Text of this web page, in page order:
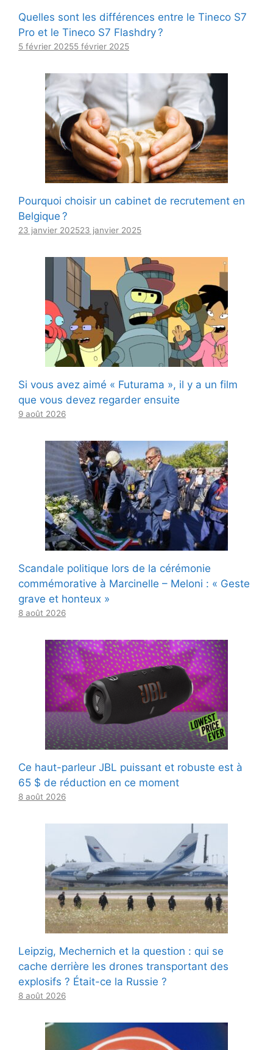
Quelles sont les différences entre le Tineco S7
Pro et le Tineco S7 Flashdry ?
5 février 20255 février 2025
Pourquoi choisir un cabinet de recrutement en
Belgique ?
23 janvier 202523 janvier 2025
Si vous avez aimé « Futurama », il y a un film
que vous devez regarder ensuite
9 août 2026
Scandale politique lors de la cérémonie
commémorative à Marcinelle – Meloni : « Geste
grave et honteux »
8 août 2026
Ce haut-parleur JBL puissant et robuste est à
65 $ de réduction en ce moment
8 août 2026
Leipzig, Mechernich et la question : qui se
cache derrière les drones transportant des
explosifs ? Était-ce la Russie ?
8 août 2026